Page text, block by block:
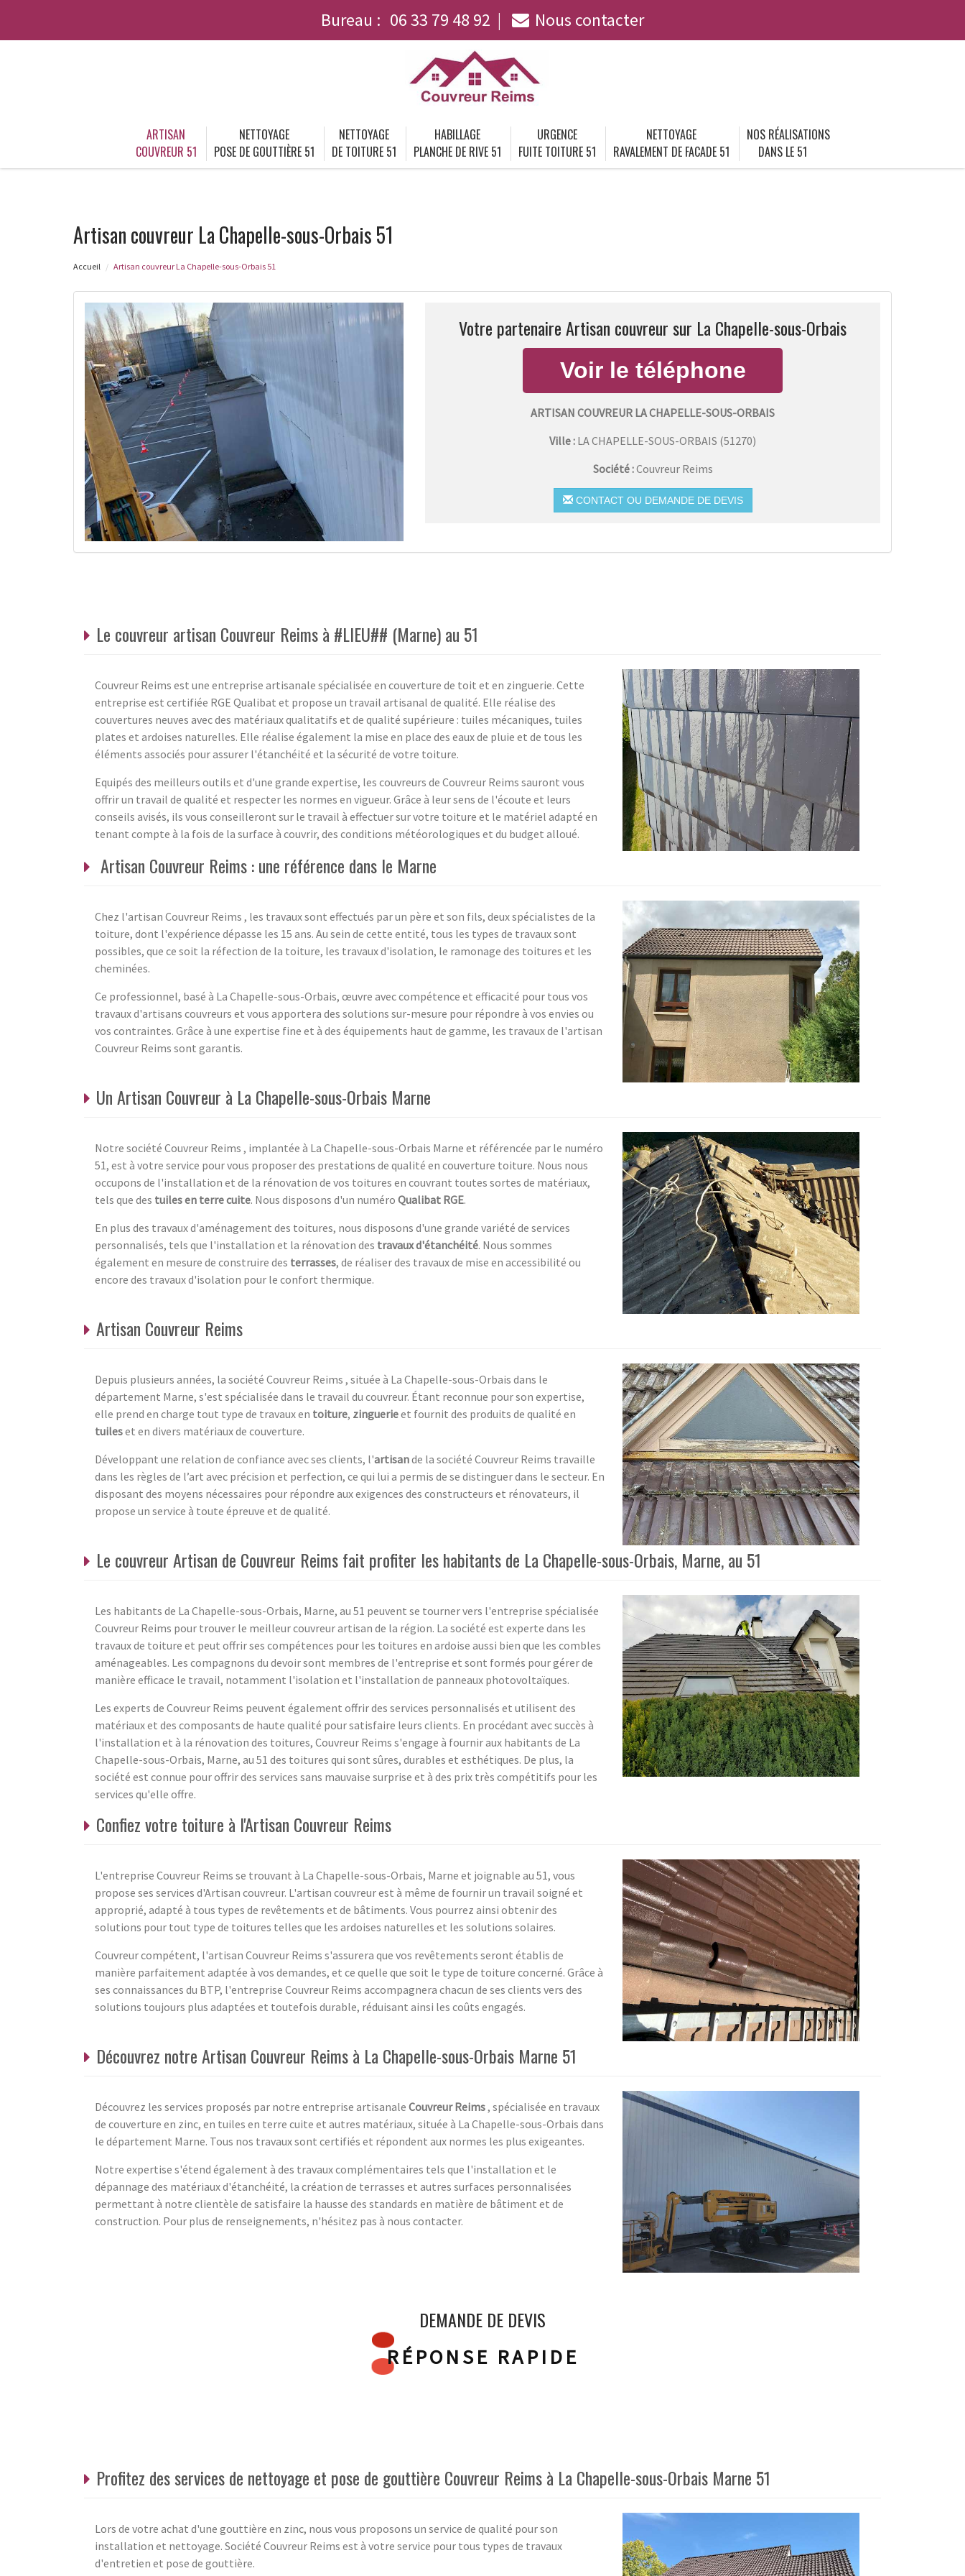
Bureau : 06 33 79 48 92 Nous contacter
ARTISAN
COUVREUR 51
NETTOYAGE
POSE DE GOUTTIÈRE 51
NETTOYAGE
DE TOITURE 51
HABILLAGE
PLANCHE DE RIVE 51
URGENCE
FUITE TOITURE 51
NETTOYAGE
RAVALEMENT DE FACADE 51
NOS RÉALISATIONS
DANS LE 51
Artisan couvreur La Chapelle-sous-Orbais 51
Accueil Artisan couvreur La Chapelle-sous-Orbais 51
Votre partenaire Artisan couvreur sur La Chapelle-sous-Orbais
ARTISAN COUVREUR LA CHAPELLE-SOUS-ORBAIS
Ville : LA CHAPELLE-SOUS-ORBAIS (51270)
Société :Couvreur Reims
CONTACT OU DEMANDE DE DEVIS
Le couvreur artisan Couvreur Reims à #LIEU## (Marne) au 51
Couvreur Reims est une entreprise artisanale spécialisée en couverture de toit et en zinguerie. Cette
entreprise est certifiée RGE Qualibat et propose un travail artisanal de qualité. Elle réalise des
couvertures neuves avec des matériaux qualitatifs et de qualité supérieure : tuiles mécaniques, tuiles
plates et ardoises naturelles. Elle réalise également la mise en place des eaux de pluie et de tous les
éléments associés pour assurer l'étanchéité et la sécurité de votre toiture.
Equipés des meilleurs outils et d'une grande expertise, les couvreurs de Couvreur Reims sauront vous
offrir un travail de qualité et respecter les normes en vigueur. Grâce à leur sens de l'écoute et leurs
conseils avisés, ils vous conseilleront sur le travail à effectuer sur votre toiture et le matériel adapté en
tenant compte à la fois de la surface à couvrir, des conditions météorologiques et du budget alloué.
Artisan Couvreur Reims : une référence dans le Marne
Chez l'artisan Couvreur Reims , les travaux sont effectués par un père et son fils, deux spécialistes de la
toiture, dont l'expérience dépasse les 15 ans. Au sein de cette entité, tous les types de travaux sont
possibles, que ce soit la réfection de la toiture, les travaux d'isolation, le ramonage des toitures et les
cheminées.
Ce professionnel, basé à La Chapelle-sous-Orbais, œuvre avec compétence et efficacité pour tous vos
travaux d'artisans couvreurs et vous apportera des solutions sur-mesure pour répondre à vos envies ou
vos contraintes. Grâce à une expertise fine et à des équipements haut de gamme, les travaux de l'artisan
Couvreur Reims sont garantis.
Un Artisan Couvreur à La Chapelle-sous-Orbais Marne
Notre société Couvreur Reims , implantée à La Chapelle-sous-Orbais Marne et référencée par le numéro
51, est à votre service pour vous proposer des prestations de qualité en couverture toiture. Nous nous
occupons de l'installation et de la rénovation de vos toitures en couvrant toutes sortes de matériaux,
tels que des tuiles en terre cuite. Nous disposons d'un numéro Qualibat RGE.
En plus des travaux d'aménagement des toitures, nous disposons d'une grande variété de services
personnalisés, tels que l'installation et la rénovation des travaux d'étanchéité. Nous sommes
également en mesure de construire des terrasses, de réaliser des travaux de mise en accessibilité ou
encore des travaux d'isolation pour le confort thermique.
Artisan Couvreur Reims
Depuis plusieurs années, la société Couvreur Reims , située à La Chapelle-sous-Orbais dans le
département Marne, s'est spécialisée dans le travail du couvreur. Étant reconnue pour son expertise,
elle prend en charge tout type de travaux en toiture, zinguerieet fournit des produits de qualité en
tuileset en divers matériaux de couverture.
Développant une relation de confiance avec ses clients, l'artisande la société Couvreur Reims travaille
dans les règles de l’art avec précision et perfection, ce qui lui a permis de se distinguer dans le secteur. En
disposant des moyens nécessaires pour répondre aux exigences des constructeurs et rénovateurs, il
propose un service à toute épreuve et de qualité.
Le couvreur Artisan de Couvreur Reims fait profiter les habitants de La Chapelle-sous-Orbais, Marne, au 51
Les habitants de La Chapelle-sous-Orbais, Marne, au 51 peuvent se tourner vers l'entreprise spécialisée
Couvreur Reims pour trouver le meilleur couvreur artisan de la région. La société est experte dans les
travaux de toiture et peut offrir ses compétences pour les toitures en ardoise aussi bien que les combles
aménageables. Les compagnons du devoir sont membres de l'entreprise et sont formés pour gérer de
manière efficace le travail, notamment l'isolation et l'installation de panneaux photovoltaïques.
Les experts de Couvreur Reims peuvent également offrir des services personnalisés et utilisent des
matériaux et des composants de haute qualité pour satisfaire leurs clients. En procédant avec succès à
l'installation et à la rénovation des toitures, Couvreur Reims s'engage à fournir aux habitants de La
Chapelle-sous-Orbais, Marne, au 51 des toitures qui sont sûres, durables et esthétiques. De plus, la
société est connue pour offrir des services sans mauvaise surprise et à des prix très compétitifs pour les
services qu'elle offre.
Confiez votre toiture à l'Artisan Couvreur Reims
L'entreprise Couvreur Reims se trouvant à La Chapelle-sous-Orbais, Marne et joignable au 51, vous
propose ses services d'Artisan couvreur. L'artisan couvreur est à même de fournir un travail soigné et
approprié, adapté à tous types de revêtements et de bâtiments. Vous pourrez ainsi obtenir des
solutions pour tout type de toitures telles que les ardoises naturelles et les solutions solaires.
Couvreur compétent, l'artisan Couvreur Reims s'assurera que vos revêtements seront établis de
manière parfaitement adaptée à vos demandes, et ce quelle que soit le type de toiture concerné. Grâce à
ses connaissances du BTP, l'entreprise Couvreur Reims accompagnera chacun de ses clients vers des
solutions toujours plus adaptées et toutefois durable, réduisant ainsi les coûts engagés.
Découvrez notre Artisan Couvreur Reims à La Chapelle-sous-Orbais Marne 51
Découvrez les services proposés par notre entreprise artisanale Couvreur Reims, spécialisée en travaux
de couverture en zinc, en tuiles en terre cuite et autres matériaux, située à La Chapelle-sous-Orbais dans
le département Marne. Tous nos travaux sont certifiés et répondent aux normes les plus exigeantes.
Notre expertise s'étend également à des travaux complémentaires tels que l'installation et le
dépannage des matériaux d'étanchéité, la création de terrasses et autres surfaces personnalisées
permettant à notre clientèle de satisfaire la hausse des standards en matière de bâtiment et de
construction. Pour plus de renseignements, n'hésitez pas à nous contacter.
DEMANDE DE DEVIS
RÉPONSE RAPIDE
Profitez des services de nettoyage et pose de gouttière Couvreur Reims à La Chapelle-sous-Orbais Marne 51
Lors de votre achat d'une gouttière en zinc, nous vous proposons un service de qualité pour son
installation et nettoyage. Société Couvreur Reims est à votre service pour tous types de travaux
d'entretien et pose de gouttière.